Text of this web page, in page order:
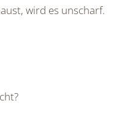
wird es unscharf.